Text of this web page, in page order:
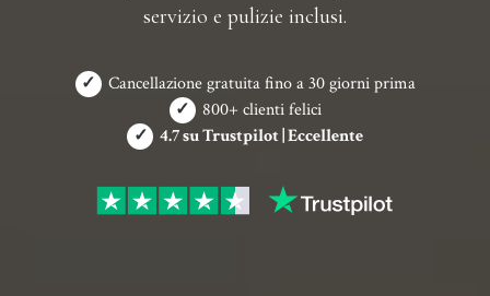
servizio e pulizie inclusi.
✓
Cancellazione gratuita fino a 30 giorni prima
✓
800+ clienti felici
✓ 4.7 su Trustpilot | Eccellente